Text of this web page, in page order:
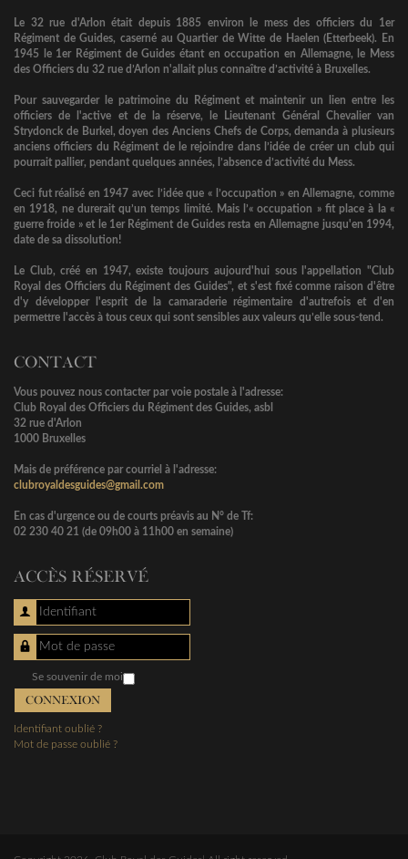
Le 32 rue d'Arlon était depuis 1885 environ le mess des officiers du 1er
Régiment de Guides, caserné au Quartier de Witte de Haelen (Etterbeek). En
1945 le 1er Régiment de Guides étant en occupation en Allemagne, le Mess
des Officiers du 32 rue d’Arlon n'allait plus connaître d’activité à Bruxelles.
Pour sauvegarder le patrimoine du Régiment et maintenir un lien entre les
officiers de l'active et de la réserve, le Lieutenant Général Chevalier van
Strydonck de Burkel, doyen des Anciens Chefs de Corps, demanda à plusieurs
anciens officiers du Régiment de le rejoindre dans l’idée de créer un club qui
pourrait pallier, pendant quelques années, l’absence d’activité du Mess.
Ceci fut réalisé en 1947 avec l’idée que « l’occupation » en Allemagne, comme
en 1918, ne durerait qu’un temps limité. Mais l’« occupation » fit place à la «
guerre froide » et le 1er Régiment de Guides resta en Allemagne jusqu'en 1994,
date de sa dissolution!
Le Club, créé en 1947, existe toujours aujourd'hui sous l'appellation "Club
Royal des Officiers du Régiment des Guides", et s'est fixé comme raison d'être
d'y développer l'esprit de la camaraderie régimentaire d'autrefois et d'en
permettre l'accès à tous ceux qui sont sensibles aux valeurs qu’elle sous-tend.
CONTACT
Vous pouvez nous contacter par voie postale à l'adresse:
Club Royal des Officiers du Régiment des Guides, asbl
32 rue d'Arlon
1000 Bruxelles
Mais de préférence par courriel à l'adresse:
clubroyaldesguides@gmail.com
En cas d'urgence ou de courts préavis au N° de Tf:
02 230 40 21 (de 09h00 à 11h00 en semaine)
ACCÈS RÉSERVÉ
Identifiant
Mot de passe
Se souvenir de moi
CONNEXION
Identifiant oublié ?
Mot de passe oublié ?